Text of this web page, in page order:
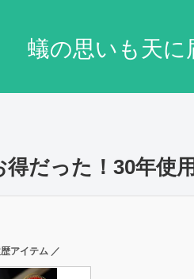
蟻の思いも天に
だった！30年使
アイテム ／